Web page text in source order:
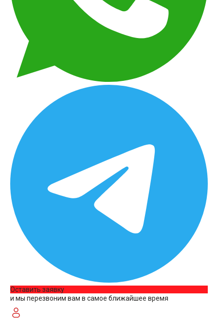
Оставить заявку
и мы перезвоним вам в самое ближайшее время